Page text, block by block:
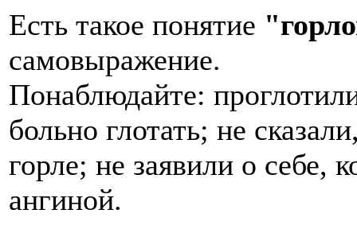
Есть такое понятие
самовыражение.
Понаблюдайте:
больно глотать; не
горле; не заявили о себе,
ангиной.